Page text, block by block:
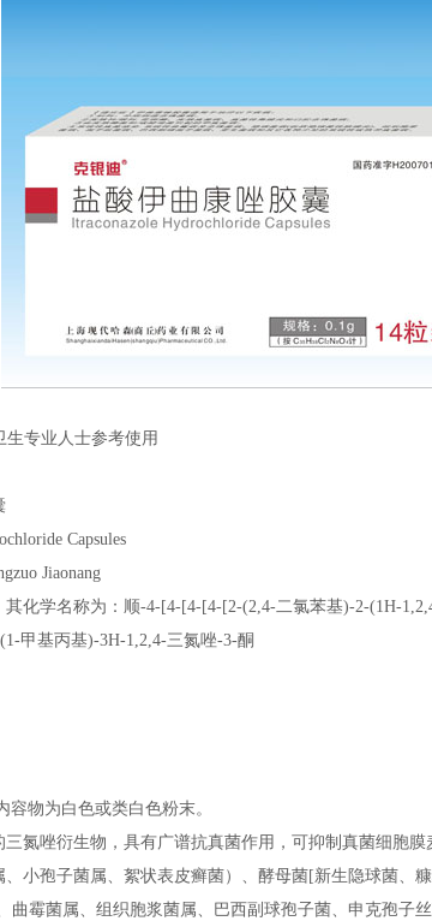
专业人士参考使用
化学名称为：顺-4-[4-[4-[4-[2-(2,4-二氯苯基)-2-(1H-
甲基丙基)-3H-1,2,4-三氮唑-3-酮
容物为白色或类白色粉末。
三氮唑衍生物，具有广谱抗真菌作用，可抑制真菌细胞
小孢子菌属、絮状表皮癣菌）、酵母菌[新生隐球菌、
曲霉菌属、组织胞浆菌属、巴西副球孢子菌、申克孢子